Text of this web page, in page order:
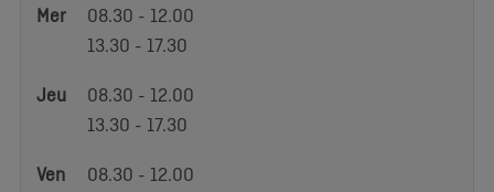
Mer
08.30 - 12.00
13.30 - 17.30
Jeu
08.30 - 12.00
13.30 - 17.30
Ven
08.30 - 12.00